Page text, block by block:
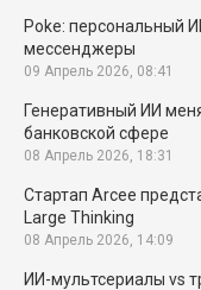
Poke: персональный
мессенджеры
09 Апрель 2026, 08:41
Генеративный ИИ
банковской сфере
08 Апрель 2026, 18:31
Стартап Arcee
Large Thinking
08 Апрель 2026, 14:09
ИИ-мультсериалы vs